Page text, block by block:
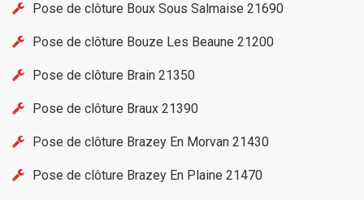
Pose de clôture Boux Sous Salmaise 21690
Pose de clôture Bouze Les Beaune 21200
Pose de clôture Brain 21350
Pose de clôture Braux 21390
Pose de clôture Brazey En Morvan 21430
Pose de clôture Brazey En Plaine 21470